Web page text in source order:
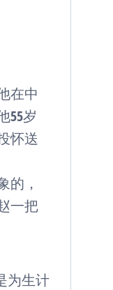
在中
55岁
怀送
的，
一把
为生计